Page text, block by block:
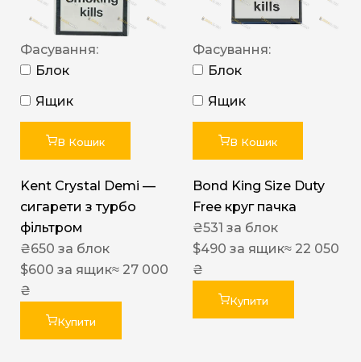
Фасування:
Блок
Ящик
В Кошик
Kent Crystal Demi —
сигарети з турбо
фільтром
₴650 за блок
$600 за ящик≈ 27 000
₴
Купити
Фасування:
Блок
Ящик
В Кошик
Bond King Size Duty
Free круг пачка
₴531 за блок
$490 за ящик≈ 22 050
₴
Купити